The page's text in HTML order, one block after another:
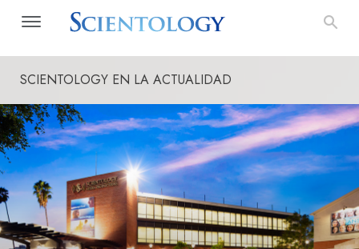
SCIENTOLOGY EN LA ACTUALIDAD